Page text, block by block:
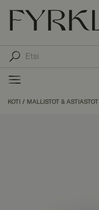
KOTI MALLISTOT & ASTIASTOT